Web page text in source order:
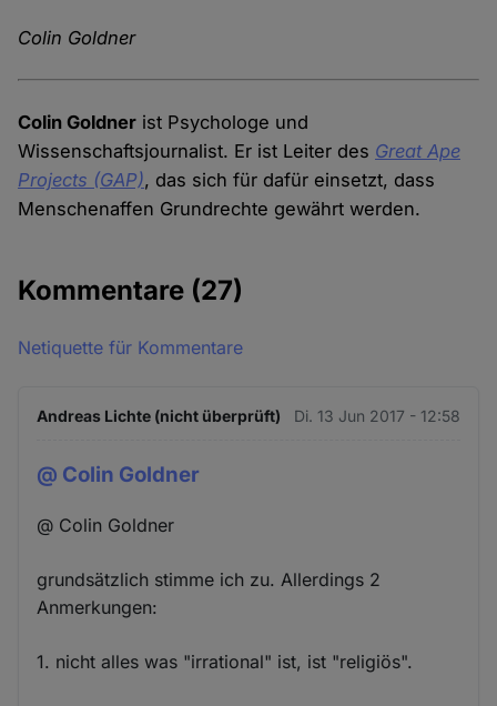
Colin Goldner
Colin Goldner ist Psychologe und
Wissenschaftsjournalist. Er ist Leiter des Great Ape
Projects (GAP), das sich für dafür einsetzt, dass
Menschenaffen Grundrechte gewährt werden.
Kommentare (27)
Netiquette für Kommentare
Andreas Lichte (nicht überprüft) Di. 13 Jun 2017 - 12:58
@ Colin Goldner
@ Colin Goldner
grundsätzlich stimme ich zu. Allerdings 2
Anmerkungen:
1. nicht alles was "irrational" ist, ist "religiös".